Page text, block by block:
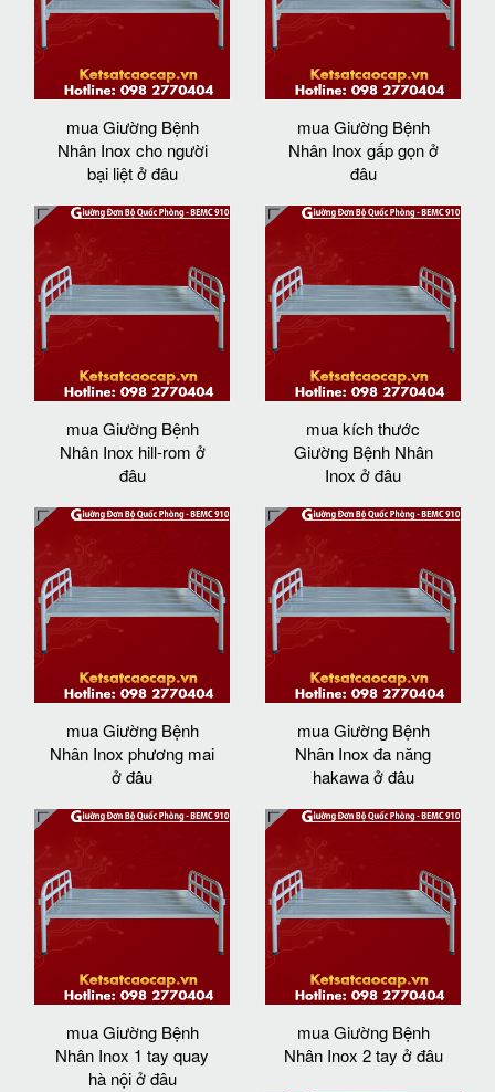
mua Giường Bệnh
Nhân Inox cho người
bại liệt ở đâu
mua Giường Bệnh
Nhân Inox gấp gọn ở
đâu
mua Giường Bệnh
Nhân Inox hill-rom ở
đâu
mua kích thước
Giường Bệnh Nhân
Inox ở đâu
mua Giường Bệnh
Nhân Inox phương mai
ở đâu
mua Giường Bệnh
Nhân Inox đa năng
hakawa ở đâu
mua Giường Bệnh
Nhân Inox 1 tay quay
hà nội ở đâu
mua Giường Bệnh
Nhân Inox 2 tay ở đâu